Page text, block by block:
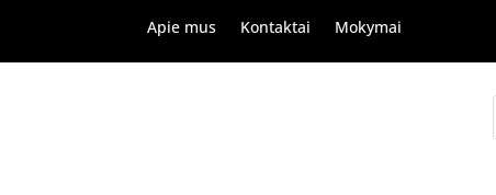
Apie mus Kontaktai Mokymai